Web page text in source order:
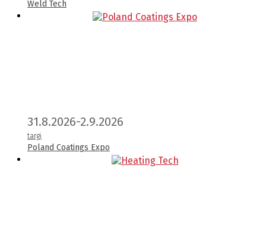
Weld Tech
31.8.2026-2.9.2026
targi
Poland Coatings Expo